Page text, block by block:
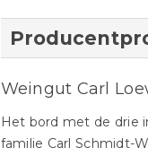
Weingut Carl
Het bord met de drie
familie Carl Schmidt-